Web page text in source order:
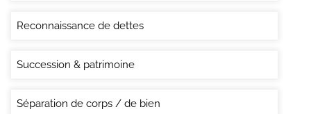
Reconnaissance de dettes
Succession & patrimoine
Séparation de corps / de bien